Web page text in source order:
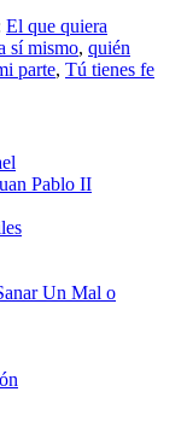
El que quiera
sí mismo, quién
parte, Tú tienes fe
Pablo II
Un Mal o